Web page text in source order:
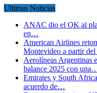
Ultimas Noticias
ANAC dio el OK al
en…
American Airlines
Montevideo a partir
Aerolíneas Argentinas
balance 2025 con
Emirates y South
acuerdo de…